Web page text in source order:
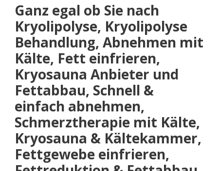
Ganz egal ob Sie nach
Kryolipolyse, Kryolipolyse
Behandlung, Abnehmen mit
Kälte, Fett einfrieren,
Kryosauna Anbieter und
Fettabbau, Schnell &
einfach abnehmen,
Schmerztherapie mit Kälte,
Kryosauna & Kältekammer,
Fettgewebe einfrieren,